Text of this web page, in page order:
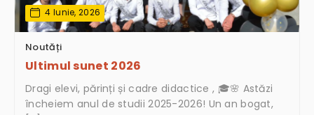
4 Iunie, 2026
Noutăți
Ultimul sunet 2026
Dragi elevi, părinți și cadre didactice , 🎓🌸 Astăzi
încheiem anul de studii 2025-2026! Un an bogat,